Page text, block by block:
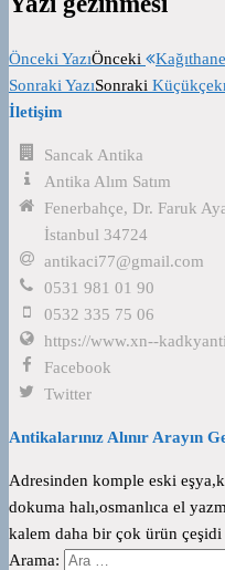
Önceki YazıÖnceki
Sonraki YazıSonraki
İletişim
Sancak Antika
Antika Alım Satım
Fenerbahçe, Dr. Faruk
İstanbul 34724
antikaci77@gmail.com
0531 981 01 90
0532 335 75 06
https://www.xn--
Facebook
Twitter
Antikalarınız Alınır Arayın
Adresinden komple eski
dokuma halı,osmanlıca el
kalem daha bir çok ürün
Arama: